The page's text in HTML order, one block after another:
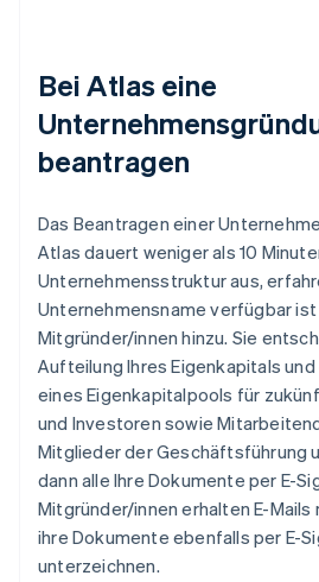
Bei Atlas eine
beantragen
Das Beantragen einer
Atlas dauert weniger als 10
Unternehmensstruktur aus,
Unternehmensname verfügbar
Mitgründer/innen hinzu. Sie
Aufteilung Ihres Eigenkapitals
eines Eigenkapitalpools für
und Investoren sowie
Mitglieder der Geschäftsführung
dann alle Ihre Dokumente per E-
Mitgründer/innen erhalten E-
ihre Dokumente ebenfalls per E-
unterzeichnen.